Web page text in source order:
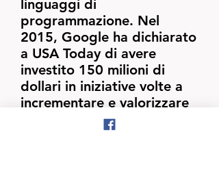
linguaggi di
programmazione. Nel
2015, Google ha dichiarato
a USA Today di avere
investito 150 milioni di
dollari in iniziative volte a
incrementare e valorizzare
il concetto di diversità
nell'ambiente di lavoro.